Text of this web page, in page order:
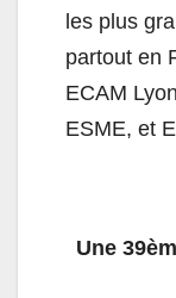
les plus
partout en
ECAM
ESME, et
Une